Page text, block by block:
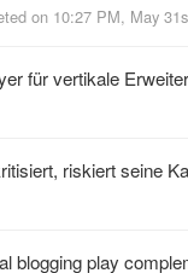
on 10:27 PM, May
für vertikale
riskiert seine
blogging play